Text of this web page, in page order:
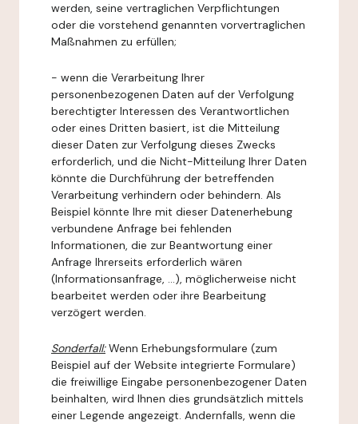
werden, seine vertraglichen Verpflichtungen
oder die vorstehend genannten vorvertraglichen
Maßnahmen zu erfüllen;
- wenn die Verarbeitung Ihrer
personenbezogenen Daten auf der Verfolgung
berechtigter Interessen des Verantwortlichen
oder eines Dritten basiert, ist die Mitteilung
dieser Daten zur Verfolgung dieses Zwecks
erforderlich, und die Nicht-Mitteilung Ihrer Daten
könnte die Durchführung der betreffenden
Verarbeitung verhindern oder behindern. Als
Beispiel könnte Ihre mit dieser Datenerhebung
verbundene Anfrage bei fehlenden
Informationen, die zur Beantwortung einer
Anfrage Ihrerseits erforderlich wären
(Informationsanfrage, ...), möglicherweise nicht
bearbeitet werden oder ihre Bearbeitung
verzögert werden.
Sonderfall:Wenn Erhebungsformulare (zum
Beispiel auf der Website integrierte Formulare)
die freiwillige Eingabe personenbezogener Daten
beinhalten, wird Ihnen dies grundsätzlich mittels
einer Legende angezeigt. Andernfalls, wenn die